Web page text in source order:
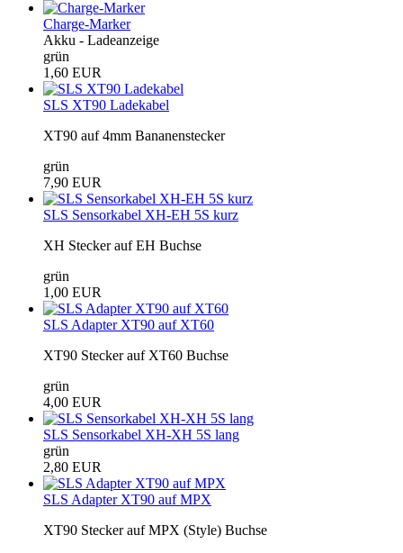
Charge-Marker
Akku - Ladeanzeige
grün
1,60 EUR
SLS XT90 Ladekabel
XT90 auf 4mm Bananenstecker
grün
7,90 EUR
SLS Sensorkabel XH-EH 5S kurz
XH Stecker auf EH Buchse
grün
1,00 EUR
SLS Adapter XT90 auf XT60
XT90 Stecker auf XT60 Buchse
grün
4,00 EUR
SLS Sensorkabel XH-XH 5S lang
grün
2,80 EUR
SLS Adapter XT90 auf MPX
XT90 Stecker auf MPX (Style) Buchse